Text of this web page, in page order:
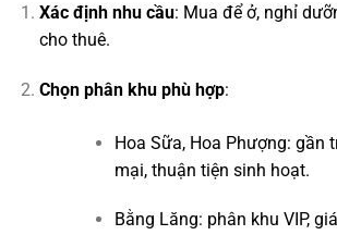
Xác định nhu cầu: Mua để ở, nghỉ
cho thuê.
Chọn phân khu phù hợp:
Hoa Sữa, Hoa Phượng: gần
mại, thuận tiện sinh hoạt.
Bằng Lăng: phân khu VIP,